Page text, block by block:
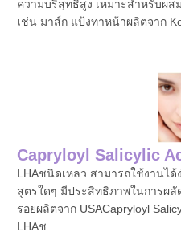
ความบริสุทธิ์สูง เหมาะสำหรับผ
เช่น มาส์ก แป้งทาหน้าผลิตจาก
Capryloyl Salicylic
LHA ชนิดเหลว สามารถใช้งานไ
สูตรใดๆ มีประสิทธิภาพในการผลั
รอย ผลิตจาก USACapryloyl
LHA ช...